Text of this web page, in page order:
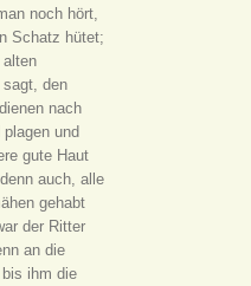
noch hört,
Schatz hütet;
alten
den
nach
und
gute Haut
auch, alle
gehabt
der Ritter
an die
ihm die